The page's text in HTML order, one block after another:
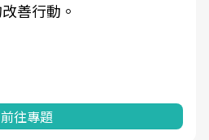
善行動。
前往專題